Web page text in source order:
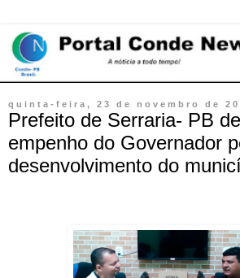
quinta-feira, 23 de novembro de
Prefeito de Serraria- PB
empenho do Governador
desenvolvimento do